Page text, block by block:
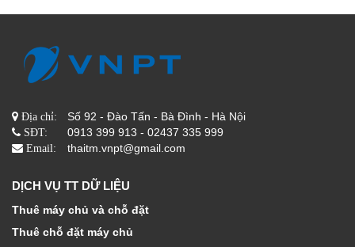
Địa chỉ: Số 92 - Đào Tấn - Bà Đình - Hà Nội
SĐT: 0913 399 913 - 02437 335 999
Email: thaitm.vnpt@gmail.com
DỊCH VỤ TT DỮ LIỆU
Thuê máy chủ và chỗ đặt
Thuê chỗ đặt máy chủ